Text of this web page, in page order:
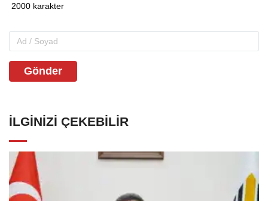
Gönder
İLGINIZI ÇEKEBILIR